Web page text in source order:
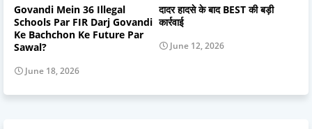
Govandi Mein 36 Illegal
Schools Par FIR Darj Govandi
Ke Bachchon Ke Future Par
Sawal?
June 18, 2026
दादर हादसे के बाद BEST की बड़ी
कार्रवाई
June 12, 2026